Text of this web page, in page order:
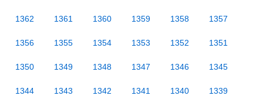
1362 1361 1360 1359 1358 1357
1356 1355 1354 1353 1352 1351
1350 1349 1348 1347 1346 1345
1344 1343 1342 1341 1340 1339